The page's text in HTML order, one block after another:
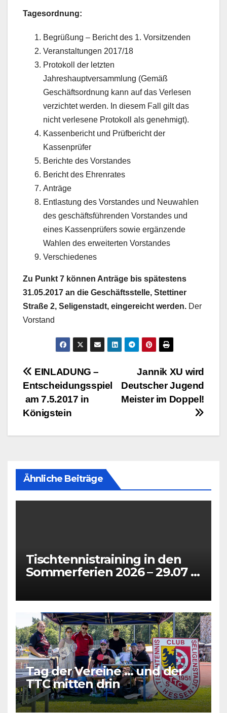
Tagesordnung:
Begrüßung – Bericht des 1. Vorsitzenden
Veranstaltungen 2017/18
Protokoll der letzten
Jahreshauptversammlung (Gemäß
Geschäftsordnung kann auf das Verlesen
verzichtet werden. In diesem Fall gilt das
nicht verlesene Protokoll als genehmigt).
Kassenbericht und Prüfbericht der
Kassenprüfer
Berichte des Vorstandes
Bericht des Ehrenrates
Anträge
Entlastung des Vorstandes und Neuwahlen
des geschäftsführenden Vorstandes und
eines Kassenprüfers sowie ergänzende
Wahlen des erweiterten Vorstandes
Verschiedenes
Zu Punkt 7 können Anträge bis spätestens
31.05.2017 an die Geschäftsstelle, Stettiner
Straße 2, Seligenstadt, eingereicht werden. Der
Vorstand
BeitragsnavigationJannik XU wird
Deutscher Jugend
Meister im Doppel!
EINLADUNG –
Entscheidungsspiel
am 7.5.2017 in
Königstein
Ähnliche Beiträge
Tischtennistraining in den
Sommerferien 2026 – 29.07 +
Tag der Vereine … und der
TTC mitten drin